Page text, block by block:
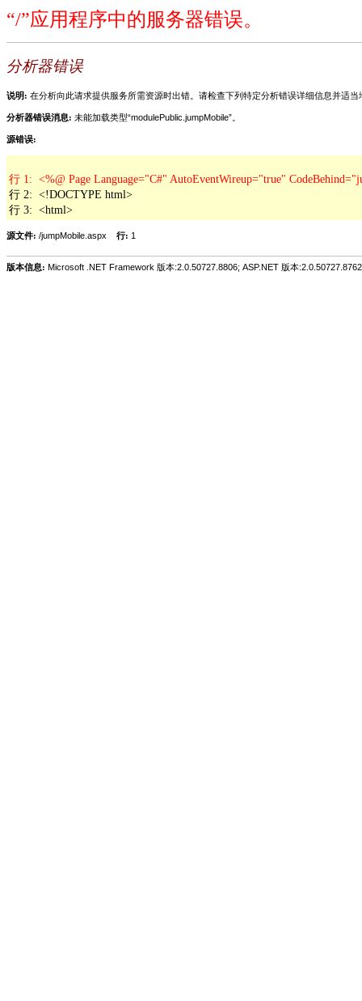
“/”应用程序中的服务器错误。
分析器错误
说明: 在分析向此请求提供服务所需资源时出错。请检查下列特定分析错误详细信息并适当
分析器错误消息: 未能加载类型“modulePublic.jumpMobile”。
源错误:
行 2:  <!DOCTYPE html>
行 3:  <html>
源文件: /jumpMobile.aspx 行: 1
版本信息: Microsoft .NET Framework 版本:2.0.50727.8806; ASP.NET 版本:2.0.50727.8762